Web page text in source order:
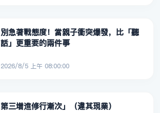
別急著戰態度！當親子衝突爆發，比「聽
話」更重要的兩件事
2026/8/5 上午 08:00:00
第三增進修行漸次」（違其現業）